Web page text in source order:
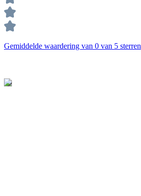
Gemiddelde waardering van 0 van 5 sterren